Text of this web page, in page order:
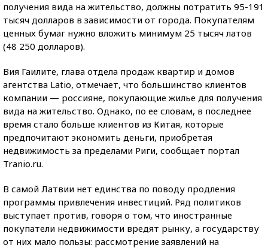
получения вида на жительство, должны потратить 95-191
тысяч долларов в зависимости от города. Покупателям
ценных бумаг нужно вложить минимум 25 тысяч латов
(48 250 долларов).
Вия Гаилите, глава отдела продаж квартир и домов
агентства Latio, отмечает, что большинство клиентов
компании — россияне, покупающие жилье для получения
вида на жительство. Однако, по ее словам, в последнее
время стало больше клиентов из Китая, которые
предпочитают экономить деньги, приобретая
недвижимость за пределами Риги, сообщает портал
Tranio.ru.
В самой Латвии нет единства по поводу продления
программы привлечения инвестиций. Ряд политиков
выступает против, говоря о том, что иностранные
покупатели недвижимости вредят рынку, а государству
от них мало пользы: рассмотрение заявлений на